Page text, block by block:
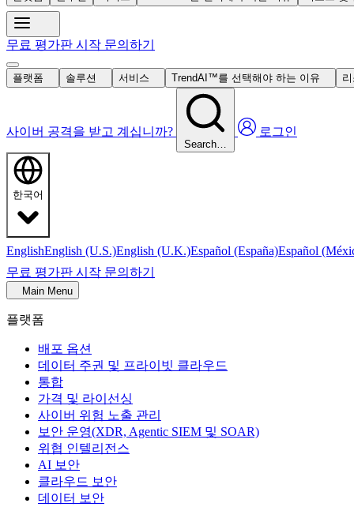
무료 평가판 시작 문의하기
플랫폼 솔루션 서비스 TrendAI™를 선택해야 하는 이유
사이버 공격을 받고 계십니까?
Search…
로그인
한국어
EnglishEnglish (U.S.)English (U.K.)Español (España)Español
무료 평가판 시작 문의하기
Main Menu
플랫폼
배포 옵션
데이터 주권 및 프라이빗 클라우드
통합
가격 및 라이선싱
사이버 위험 노출 관리
보안 운영(XDR, Agentic SIEM 및 SOAR)
위협 인텔리전스
AI 보안
클라우드 보안
데이터 보안